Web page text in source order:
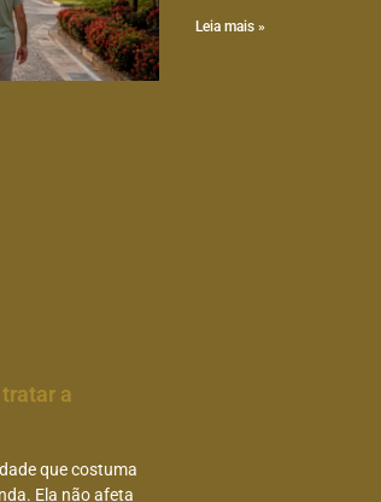
a
que costuma
Ela não afeta
Leia mais »